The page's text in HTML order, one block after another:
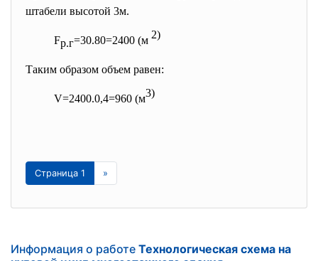
штабели высотой 3м.
Fр.г=30.80=2400 (м 2)
Таким образом объем равен:
V=2400.0,4=960 (м3)
Страница 1 »
Информация о работе Технологическая схема на